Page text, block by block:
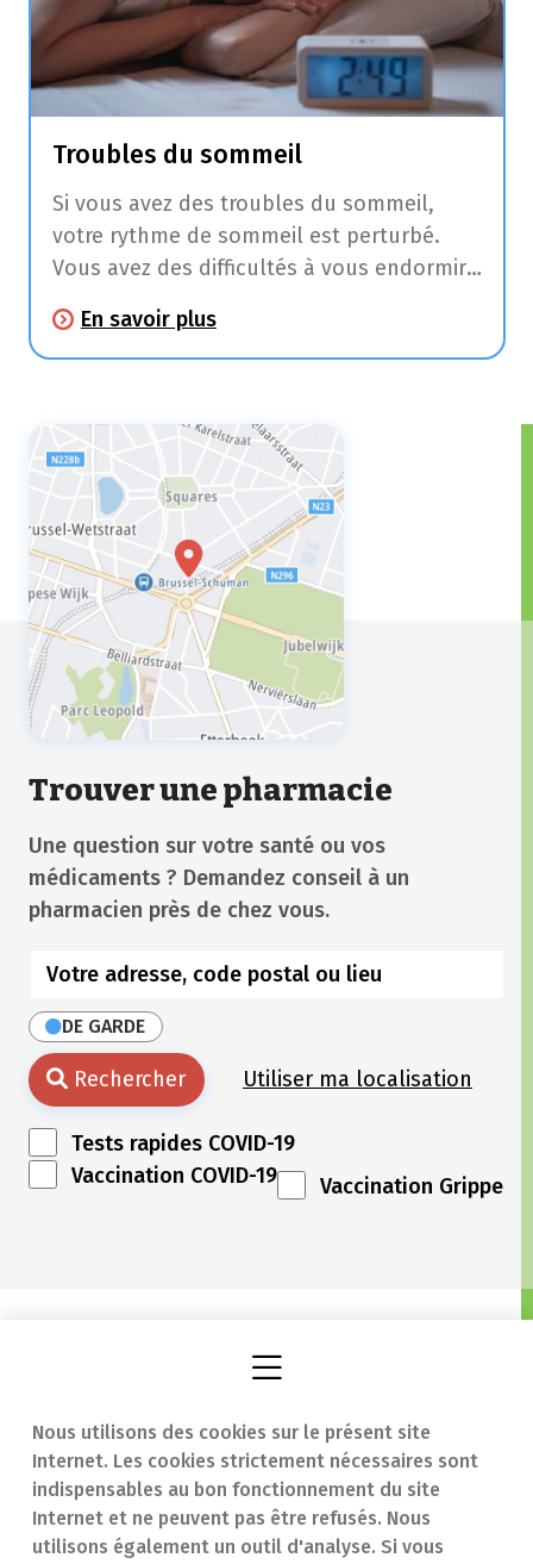
Nous utilisons des cookies sur le présent site
Internet. Les cookies strictement nécessaires sont
indispensables au bon fonctionnement du site
Internet et ne peuvent pas être refusés. Nous
utilisons également un outil d'analyse. Si vous
Troubles du sommeil
Si vous avez des troubles du sommeil,
votre rythme de sommeil est perturbé.
Vous avez des difficultés à vous endormir,
sommeil, vous ne dormez pas assez
longtemps ou assez profondément.
En savoir plus
Trouver une pharmacie
Une question sur votre santé ou vos
médicaments ? Demandez conseil à un
pharmacien près de chez vous.
DE GARDE
Rechercher Utiliser ma localisation
Tests rapides COVID-19
Vaccination COVID-19
Vaccination Grippe
Trouver une
pharmacie
En cas d'urgence
Contact